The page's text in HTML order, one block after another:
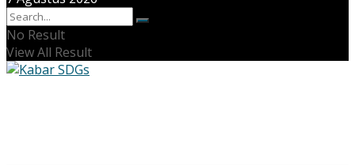
No Result
View All Result